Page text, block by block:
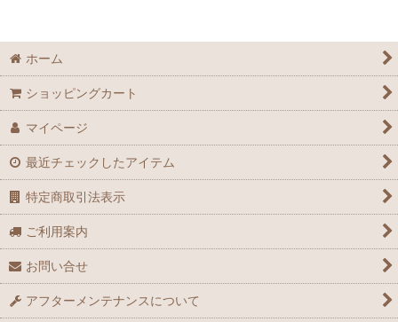
ホーム
ショッピングカート
マイページ
最近チェックしたアイテム
特定商取引法表示
ご利用案内
お問い合せ
アフターメンテナンスについて